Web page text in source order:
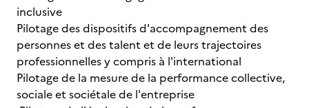
inclusive
Pilotage des dispositifs d'accompagnement des
personnes et des talent et de leurs trajectoires
professionnelles y compris à l'international
Pilotage de la mesure de la performance collective,
sociale et sociétale de l'entreprise